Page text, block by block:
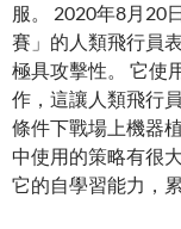
服。 2020年8月20
賽」的人類飛行員
極具攻擊性。 它使
作，這讓人類飛行
條件下戰場上機器
中使用的策略有很
它的自學習能力，